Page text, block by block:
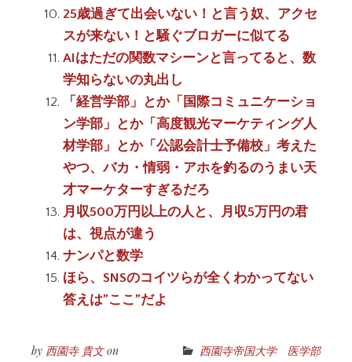
25歳過ぎて出会いない！と言う奴、アクセ
スが来ない！と騒ぐブロガーに似てる
AIはただの関数マシーンと言ってると、数
学知らないの丸出し
「経営学部」とか「国際コミュニケーショ
ン学部」とか「高度観光マーケティング人
材学部」とか「公認会計士予備校」考えた
やつ、バカ・情弱・アホを釣るのうまい天
才マーケターすぎるだろ
月収500万円以上の人と、月収5万円の君
は、視点が違う
ナンパと数学
ほら、SNSのコイツらが全くわかってない
答えは”ここ”だよ
by 西園寺 貴文on 西園寺帝国大学 医学部